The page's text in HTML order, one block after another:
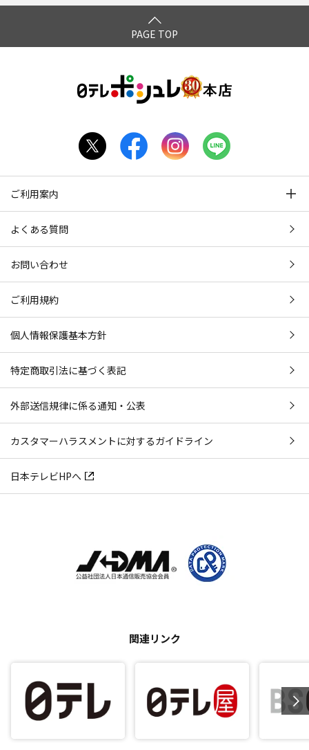
PAGE TOP
ご利用案内
よくある質問
お問い合わせ
ご利用規約
個人情報保護基本方針
特定商取引法に基づく表記
外部送信規律に係る通知・公表
カスタマーハラスメントに対するガイドライン
日本テレビHPへ
関連リンク